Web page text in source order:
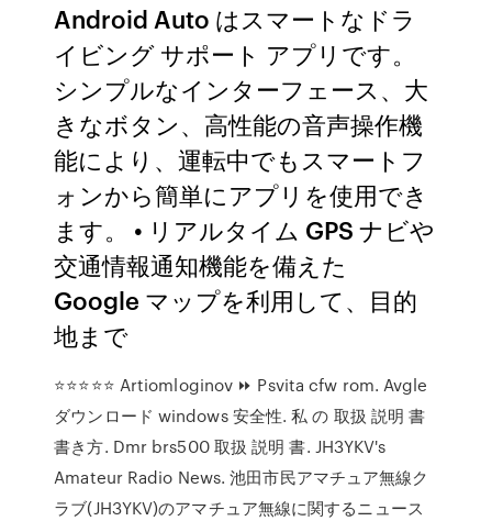
Android Auto はスマートなドラ
イビング サポート アプリです。
シンプルなインターフェース、大
きなボタン、高性能の音声操作機
能により、運転中でもスマートフ
ォンから簡単にアプリを使用でき
ます。 • リアルタイム GPS ナビや
交通情報通知機能を備えた
Google マップを利用して、目的
地まで
⭐⭐⭐⭐⭐ Artiomloginov ⏩ Psvita cfw rom. Avgle
ダウンロード windows 安全性. 私 の 取扱 説明 書
書き方. Dmr brs500 取扱 説明 書. JH3YKV's
Amateur Radio News. 池田市民アマチュア無線ク
ラブ(JH3YKV)のアマチュア無線に関するニュース